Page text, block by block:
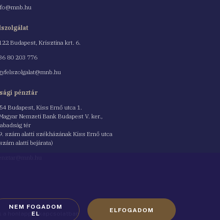
Budapest, Krisztina krt. 6.
80 203 776
pénztár
Budapest, Kiss Ernő utca 1.
Nemzeti Bank Budapest V. ker.,
tér
szám alatti székházának Kiss Ernő utca
alatti bejárata)
a honlappal kapcsolatban
NEM FOGADOM
EL
ELFOGADOM